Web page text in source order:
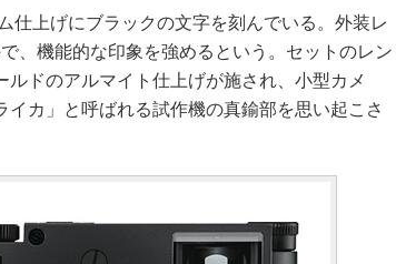
仕上げにブラックの文字を刻んでいる。外装レ
、機能的な印象を強めるという。セットのレン
ルドのアルマイト仕上げが施され、小型カメ
カ」と呼ばれる試作機の真鍮部を思い起こさ